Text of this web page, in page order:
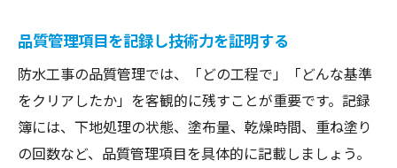
品質管理項目を記録し技術力を証明する
防水工事の品質管理では、「どの工程で」「どんな基準
をクリアしたか」を客観的に残すことが重要です。記録
簿には、下地処理の状態、塗布量、乾燥時間、重ね塗り
の回数など、品質管理項目を具体的に記載しましょう。